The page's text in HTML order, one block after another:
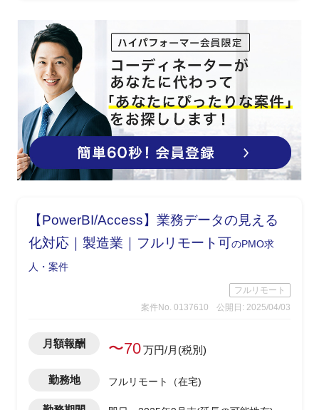
【PowerBI/Access】業務データの見える
化対応｜製造業｜フルリモート可のPMO求
人・案件
フルリモート
案件No. 0137610
公開日: 2025/04/03
月額報酬 〜70万円/月(税別)
勤務地 フルリモート（在宅)